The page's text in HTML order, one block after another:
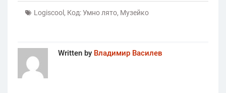
Logiscool , Код: Умно лято, Музейко
Written by Владимир Василев